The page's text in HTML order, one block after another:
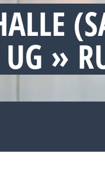
»